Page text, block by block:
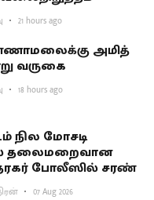
21 hours ago
அமித்
வருகை
18 hours ago
நில மோசடி
தலைமறைவான
போலீஸில் சரண்
07 Aug 2026